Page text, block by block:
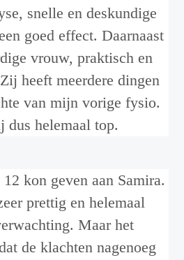
snelle en deskundige
goed effect. Daarnaast
vrouw, praktisch en
heeft meerdere dingen
van mijn vorige fysio.
helemaal top.
kon geven aan Samira.
prettig en helemaal
Maar het
de klachten nagenoeg